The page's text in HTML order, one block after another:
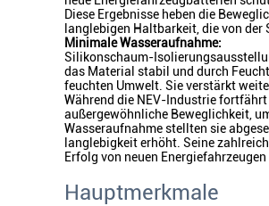
Diese Ergebnisse heben die
langlebigen Haltbarkeit, die von
Minimale Wasseraufnahme:
Silikonschaum-
das Material stabil und durch
feuchten Umwelt. Sie verstärkt
Während die NEV-Industrie
außergewöhnliche Beweglichkeit,
Wasseraufnahme stellten sie
langlebigkeit erhöht. Seine
Erfolg von neuen
Hauptmerkmale